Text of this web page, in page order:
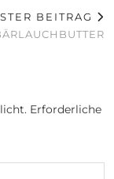
BEITRAG
Erforderliche